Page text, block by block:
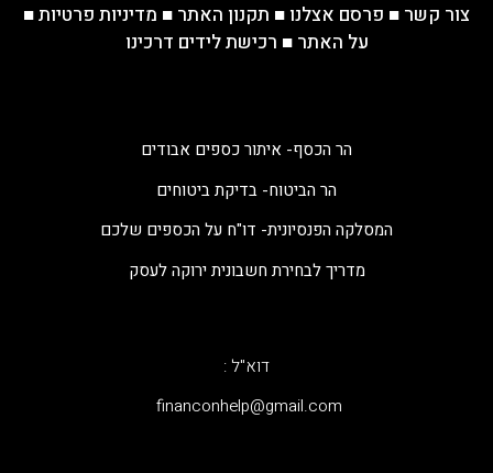
צור קשר ■ פרסם אצלנו ■ תקנון האתר ■ מדיניות פרטיות■
על האתר ■ רכישת לידים דרכינו
הר הכסף- איתור כספים אבודים
הר הביטוח- בדיקת ביטוחים
המסלקה הפנסיונית- דו"ח על הכספים שלכם
מדריך לבחירת חשבונית ירוקה לעסק
דוא"ל :
‫financonhelp@gmail.com‬